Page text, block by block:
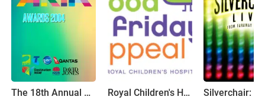
The 18th Annual ARIA Awards Royal Children's Hospital Good Friday Appeal 2004